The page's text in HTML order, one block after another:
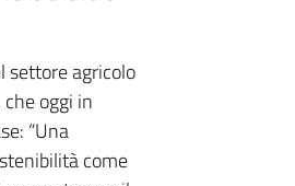
settore agricolo
che oggi in
“Una
come